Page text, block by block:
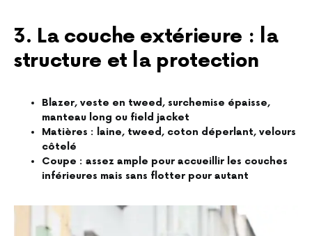
3. La couche extérieure : la
structure et la protection
Blazer, veste en tweed, surchemise épaisse,
manteau long ou field jacket
Matières : laine, tweed, coton déperlant, velours
côtelé
Coupe : assez ample pour accueillir les couches
inférieures mais sans flotter pour autant